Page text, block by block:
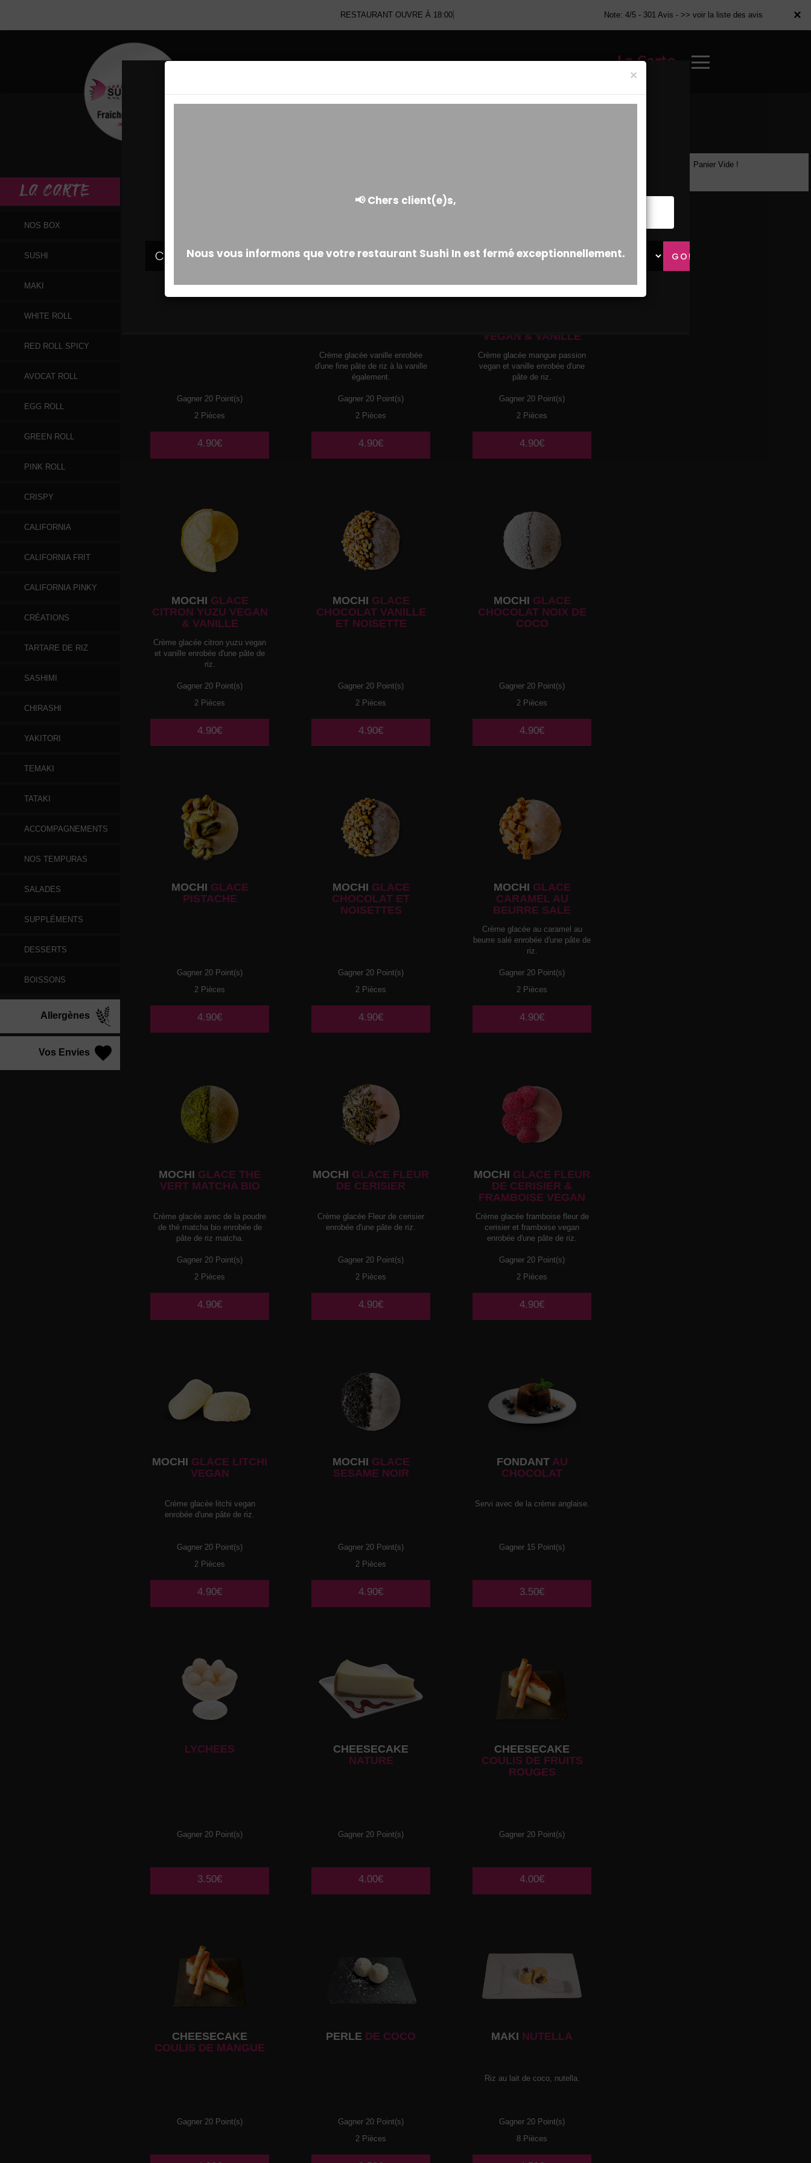
×
RESTAURANT OUVRE À Note: 4/5 - 301 Avis - >> voir la liste des avis
La Carte
×
LA CARTE
NOS BOX
SUSHI
MAKI
WHITE ROLL
RED ROLL SPICY
AVOCAT ROLL
EGG ROLL
GREEN ROLL
PINK ROLL
CRISPY
CALIFORNIA
CALIFORNIA FRIT
CALIFORNIA PINKY
CRÉATIONS
TARTARE DE RIZ
SASHIMI
CHIRASHI
YAKITORI
TEMAKI
TATAKI
ACCOMPAGNEMENTS
NOS TEMPURAS
SALADES
SUPPLÉMENTS
DESSERTS
BOISSONS
Allergènes
Vos Envies
Gagner 20 Point(s)
2 Pièces
4.90€
Crème glacée vanille enrobée
d'une fine pâte de riz à la vanille
également.
Gagner 20 Point(s)
2 Pièces
4.90€
VEGAN & VANILLE
Crème glacée mangue passion
vegan et vanille enrobée d'une
pâte de riz.
Gagner 20 Point(s)
2 Pièces
4.90€
MOCHI GLACE
CITRON YUZU VEGAN
& VANILLE
Crème glacée citron yuzu vegan
et vanille enrobée d'une pâte de
riz.
Gagner 20 Point(s)
2 Pièces
4.90€
MOCHI GLACE
CHOCOLAT VANILLE
ET NOISETTE
Gagner 20 Point(s)
2 Pièces
4.90€
MOCHI GLACE
CHOCOLAT NOIX DE
COCO
Gagner 20 Point(s)
2 Pièces
4.90€
MOCHI GLACE
PISTACHE
Gagner 20 Point(s)
2 Pièces
4.90€
MOCHI GLACE
CHOCOLAT ET
NOISETTES
Gagner 20 Point(s)
2 Pièces
4.90€
MOCHI GLACE
CARAMEL AU
BEURRE SALE
Crème glacée au caramel au
beurre salé enrobée d'une pâte de
riz.
Gagner 20 Point(s)
2 Pièces
4.90€
MOCHI GLACE THE
VERT MATCHA BIO
Crème glacée avec de la poudre
de thé matcha bio enrobée de
pâte de riz matcha.
Gagner 20 Point(s)
2 Pièces
4.90€
MOCHI GLACE FLEUR
DE CERISIER
Crème glacée Fleur de cerisier
enrobée d'une pâte de riz.
Gagner 20 Point(s)
2 Pièces
4.90€
MOCHI GLACE FLEUR
DE CERISIER &
FRAMBOISE VEGAN
Crème glacée framboise fleur de
cerisier et framboise vegan
enrobée d'une pâte de riz.
Gagner 20 Point(s)
2 Pièces
4.90€
MOCHI GLACE LITCHI
VEGAN
Crème glacée litchi vegan
enrobée d'une pâte de riz.
Gagner 20 Point(s)
2 Pièces
4.90€
MOCHI GLACE
SESAME NOIR
Gagner 20 Point(s)
2 Pièces
4.90€
FONDANTAU
CHOCOLAT
Servi avec de la crème anglaise.
Gagner 15 Point(s)
3.50€
LYCHEES
Gagner 20 Point(s)
3.50€
CHEESECAKE
NATURE
Gagner 20 Point(s)
4.00€
CHEESECAKE
COULIS DE FRUITS
ROUGES
Gagner 20 Point(s)
4.00€
CHEESECAKE
COULIS DE MANGUE
Gagner 20 Point(s)
PERLE DE COCO
Gagner 20 Point(s)
2 Pièces
MAKI NUTELLA
Riz au lait de coco, nutella.
Gagner 20 Point(s)
8 Pièces
Panier Vide !
×